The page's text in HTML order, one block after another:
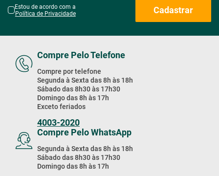
Estou de acordo com a
Política de Privacidade
Cadastrar
Compre Pelo Telefone
Compre por telefone
Segunda à Sexta das 8h às 18h
Sábado das 8h30 às 17h30
Domingo das 8h às 17h
Exceto feriados
4003-2020
Compre Pelo WhatsApp
Segunda à Sexta das 8h às 18h
Sábado das 8h30 às 17h30
Domingo das 8h às 17h